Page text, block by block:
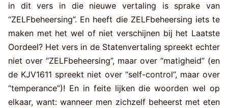
in dit vers in die nieuwe vertaling is sprake van
“ZELFbeheersing”. En heeft die ZELFbeheersing iets te
maken met het wel of niet verschijnen bij het Laatste
Oordeel? Het vers in de Statenvertaling spreekt echter
niet over “ZELFbeheersing”, maar over “matigheid” (en
de KJV1611 spreekt niet over “self-control”, maar over
“temperance”)! En in feite lijken die woorden wel op
elkaar, want: wanneer men zichzelf beheerst met eten